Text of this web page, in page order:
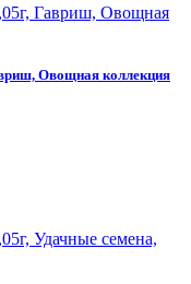
Овощная коллекция